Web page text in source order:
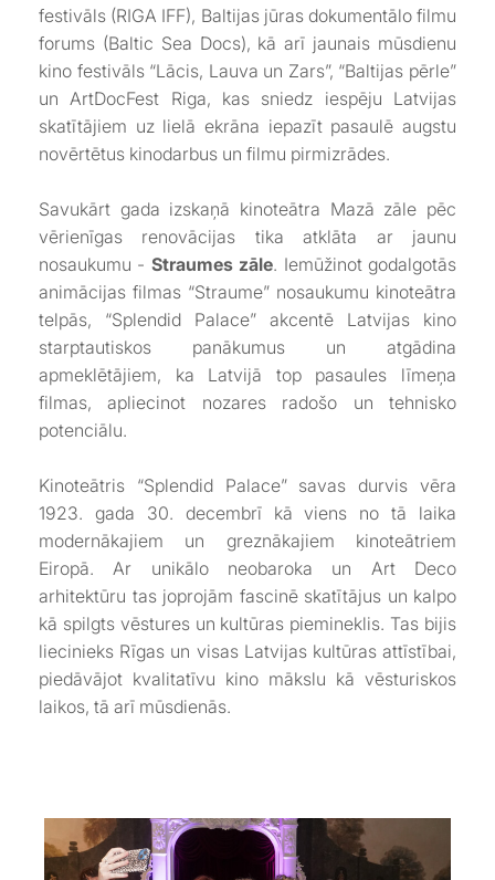
festivāls (RIGA IFF), Baltijas jūras dokumentālo filmu
forums (Baltic Sea Docs), kā arī jaunais mūsdienu
kino festivāls “Lācis, Lauva un Zars”, “Baltijas pērle”
un ArtDocFest Riga, kas sniedz iespēju Latvijas
skatītājiem uz lielā ekrāna iepazīt pasaulē augstu
novērtētus kinodarbus un filmu pirmizrādes.
Savukārt gada izskaņā kinoteātra Mazā zāle pēc
vērienīgas renovācijas tika atklāta ar jaunu
nosaukumu - Straumes zāle. Iemūžinot godalgotās
animācijas filmas “Straume” nosaukumu kinoteātra
telpās, “Splendid Palace” akcentē Latvijas kino
starptautiskos panākumus un atgādina
apmeklētājiem, ka Latvijā top pasaules līmeņa
filmas, apliecinot nozares radošo un tehnisko
potenciālu.
Kinoteātris “Splendid Palace” savas durvis vēra
1923. gada 30. decembrī kā viens no tā laika
modernākajiem un greznākajiem kinoteātriem
Eiropā. Ar unikālo neobaroka un Art Deco
arhitektūru tas joprojām fascinē skatītājus un kalpo
kā spilgts vēstures un kultūras piemineklis. Tas bijis
liecinieks Rīgas un visas Latvijas kultūras attīstībai,
piedāvājot kvalitatīvu kino mākslu kā vēsturiskos
laikos, tā arī mūsdienās.